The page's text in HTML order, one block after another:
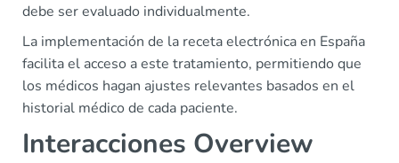
debe ser evaluado individualmente.
La implementación de la receta electrónica en España
facilita el acceso a este tratamiento, permitiendo que
los médicos hagan ajustes relevantes basados en el
historial médico de cada paciente.
Interacciones Overview